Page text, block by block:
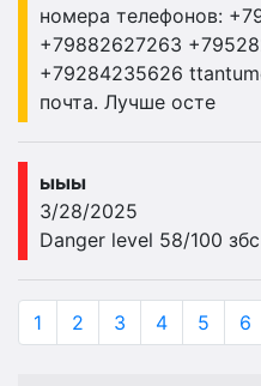
номера телефонов:
+79882627263
+79284235626
почта. Лучше осте
ыыы
3/28/2025
Danger level 58/100 збс
1 2 3 4 5 6